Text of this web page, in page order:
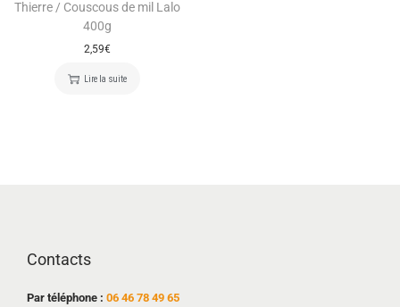
Thierre / Couscous de mil Lalo
400g
2,59€
Lire la suite
Contacts
Par téléphone : 06 46 78 49 65